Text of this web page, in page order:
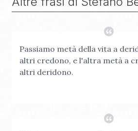
Passiamo metà della vita a
altri credono, e l'altra metà a
altri deridono.